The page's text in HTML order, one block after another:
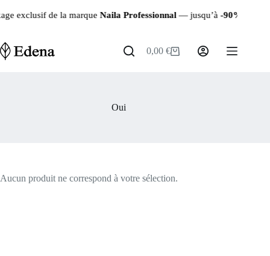
au exclusif de la marqueNaila Professionnal— jusqu’à-90%
Panier
0,00€
Oui
Aucun produit ne correspond à votre sélection.